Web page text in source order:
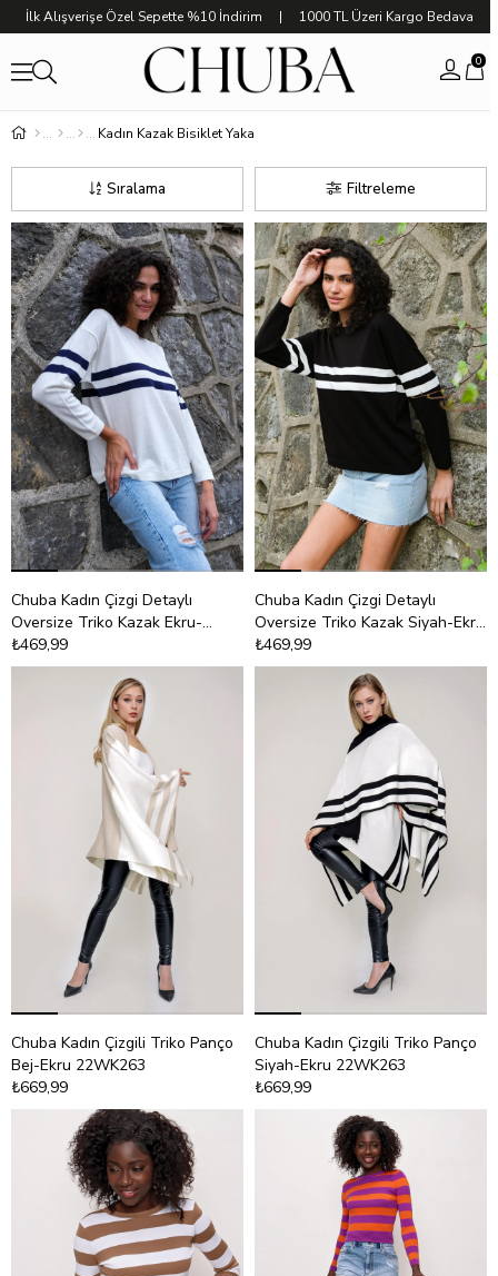
İlk Alışverişe Özel Sepette %10 İndirim | 1000 TL Üzeri Kargo Bedava
0
Kadın Kazak Bisiklet Yaka
Filtreleme
Sıralama
Chuba Kadın Çizgi Detaylı
Oversize Triko Kazak Ekru-
Lacivert 22WK257
₺469,99
Chuba Kadın Çizgi Detaylı
Oversize Triko Kazak Siyah-Ekru
22WK257
₺469,99
Chuba Kadın Çizgili Triko Panço
Bej-Ekru 22WK263
₺669,99
Chuba Kadın Çizgili Triko Panço
Siyah-Ekru 22WK263
₺669,99